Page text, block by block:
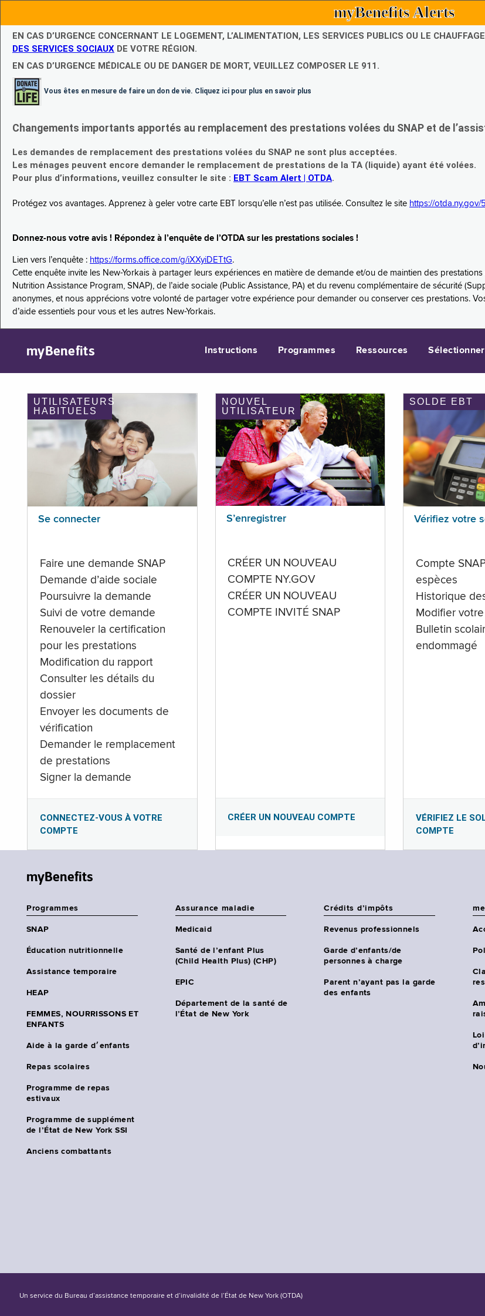
myBenefits Alerts
EN CAS D’URGENCE CONCERNANT LE LOGEMENT, L’ALIMENTATION, LES SERVICES PUBLICS OU LE
DES SERVICES SOCIAUX DE VOTRE RÉGION.
EN CAS D’URGENCE MÉDICALE OU DE DANGER DE MORT, VEUILLEZ COMPOSER LE 911.
Vous êtes en mesure de faire un don de vie. Cliquez ici pour plus en savoir plus
Changements importants apportés au remplacement des prestations volées du SNAP et de
Les demandes de remplacement des prestations volées du SNAP ne sont plus acceptées.
Les ménages peuvent encore demander le remplacement de prestations de la TA (liquide) ayant été volées.
Pour plus d’informations, veuillez consulter le site : EBT Scam Alert | OTDA.
Protégez vos avantages. Apprenez à geler votre carte EBT lorsqu’elle n’est pas utilisée. Consultez le site https://otda.ny.gov/
Donnez-nous votre avis ! Répondez à l’enquête de l’OTDA sur les prestations sociales !
Lien vers l’enquête : https://forms.office.com/g/iXXyiDETtG.
Cette enquête invite les New-Yorkais à partager leurs expériences en matière de demande et/ou de maintien des
Nutrition Assistance Program, SNAP), de l’aide sociale (Public Assistance, PA) et du revenu complémentaire de sécurité
anonymes, et nous apprécions votre volonté de partager votre expérience pour demander ou conserver ces prestations.
d’aide essentiels pour vous et les autres New-Yorkais.
myBenefits Instructions Programmes Ressources
UTILISATEURS
HABITUELS
Se connecter
Faire une demande SNAP
Demande d’aide sociale
Poursuivre la demande
Suivi de votre demande
Renouveler la certification
pour les prestations
Modification du rapport
Consulter les détails du
dossier
Envoyer les documents de
vérification
Demander le remplacement
de prestations
Signer la demande
CONNECTEZ-VOUS À VOTRE
COMPTE
NOUVEL
UTILISATEUR
S’enregistrer
CRÉER UN NOUVEAU
COMPTE NY.GOV
CRÉER UN NOUVEAU
COMPTE INVITÉ SNAP
CRÉER UN NOUVEAU COMPTE
SOLDE EBT
Vérifiez votre
Compte
espèces
Historique
Modifier
Bulletin
endommagé
VÉRIFIEZ LE
COMPTE
myBenefits
Programmes
SNAP
Éducation nutritionnelle
Assistance temporaire
HEAP
FEMMES, NOURRISSONS ET
ENFANTS
Aide à la garde d׳enfants
Repas scolaires
Programme de repas
estivaux
Programme de supplément
de l’État de New York SSI
Anciens combattants
Assurance maladie
Medicaid
Santé de l’enfant Plus
(Child Health Plus) (CHP)
EPIC
Département de la santé de
l’État de New York
Crédits d’impôts
Revenus professionnels
Garde d’enfants/de
personnes à charge
Parent n’ayant pas la garde
des enfants
Un service du Bureau d’assistance temporaire et d’invalidité de l’État de New York (OTDA)